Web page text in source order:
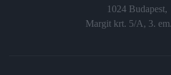
1024 Budapest,
Margit krt. 5/A, 3.